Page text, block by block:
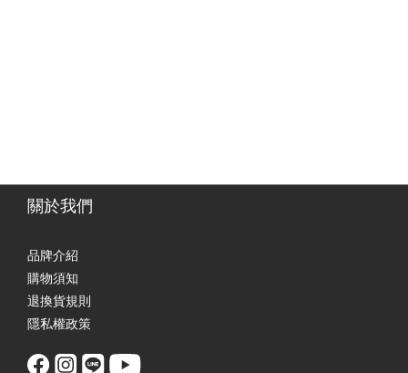
關於我們
品牌介紹
購物須知
退換貨規則
隱私權政策